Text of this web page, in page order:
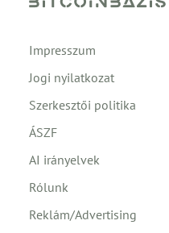
Impresszum
Jogi nyilatkozat
Szerkesztői politika
ÁSZF
AI irányelvek
Rólunk
Reklám/Advertising